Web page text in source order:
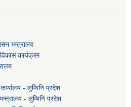
मन्त्रालय
कार्यक्रम
- लुम्बिनि प्रदेश
- लुम्बिनि प्रदेश